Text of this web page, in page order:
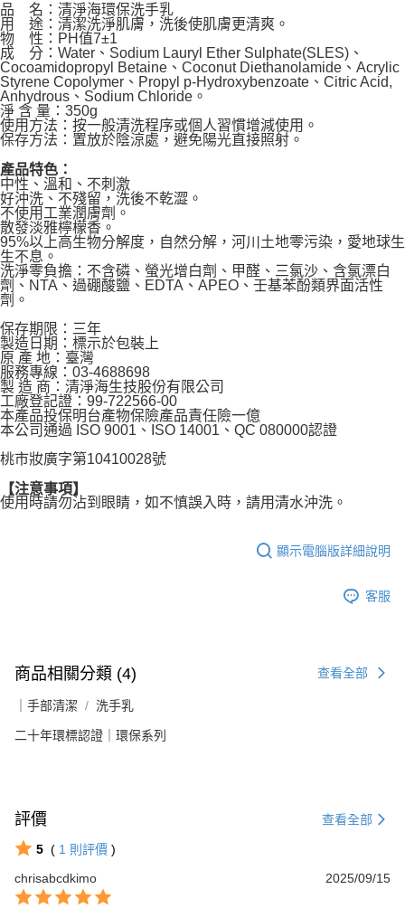
品 名：清淨海環保洗手乳
用 途：清潔洗淨肌膚，洗後使肌膚更清爽。
物 性：PH值7±1
成 分：Water、Sodium Lauryl Ether Sulphate(SLES)、
Cocoamidopropyl Betaine、Coconut Diethanolamide、Acrylic
Styrene Copolymer、Propyl p-Hydroxybenzoate、Citric Acid,
Anhydrous、Sodium Chloride。
淨 含 量：350g
使用方法：按一般清洗程序或個人習慣增減使用。
保存方法：置放於陰涼處，避免陽光直接照射。
產品特色：
中性、溫和、不刺激
好沖洗、不殘留，洗後不乾澀。
不使用工業潤膚劑。
散發淡雅檸檬香。
95%以上高生物分解度，自然分解，河川土地零污染，愛地球生
生不息。
洗淨零負擔：不含磷、螢光增白劑、甲醛、三氯沙、含氯漂白
劑、NTA、過硼酸鹽、EDTA、APEO、壬基苯酚類界面活性
劑。
保存期限：三年
製造日期：標示於包裝上
原 產 地：臺灣
服務專線：03-4688698
製 造 商：清淨海生技股份有限公司
工廠登記證：99-722566-00
本產品投保明台產物保險產品責任險一億
本公司通過 ISO 9001、ISO 14001、QC 080000認證
桃市妝廣字第10410028號
【注意事項】
使用時請勿沾到眼睛，如不慎誤入時，請用清水沖洗。
顯示電腦版詳細說明
客服
商品相關分類 (4) 查看全部
｜手部清潔 洗手乳
二十年環標認證｜環保系列
評價 查看全部
5 ( 1 則評價 )
chrisabcdkimo
2025/09/15